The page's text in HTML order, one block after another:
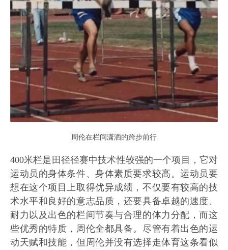
周伦在栏间潇洒的跨步前行
400米栏是田径径赛中技术性较强的一个项目，它对
运动员的身体条件、身体素质要求较高。运动员要
想在这个项目上取得优异成绩，不仅要有较高的技
术水平和良好的意志品质，还要具备卓越的速度、
耐力以及出色的栏间节奏与合理的体力分配，而这
些优秀的特质，周伦全都具备。尽管有着出色的运
动天赋和技能，但周伦并没有选择走体育这条看似